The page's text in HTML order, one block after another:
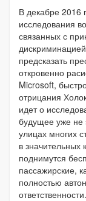
В декабре 2016
исследования
связанных с
предсказать
откровенно
Microsoft,
отрицания
идет о
будущее уже не
улицах многих
в значительных
поднимутся
пассажирские,
полностью
ответственности.